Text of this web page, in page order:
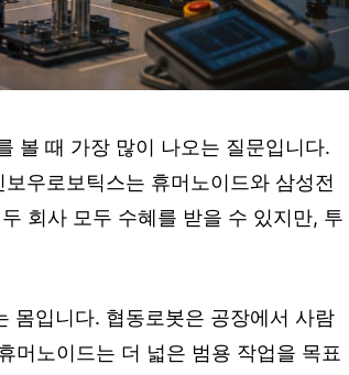
볼 때 가장 많이 나오는 질문입니다.
우로보틱스는 휴머노이드와 삼성전
회사 모두 수혜를 받을 수 있지만, 투
몸입니다. 협동로봇은 공장에서 사람
머노이드는 더 넓은 범용 작업을 목표